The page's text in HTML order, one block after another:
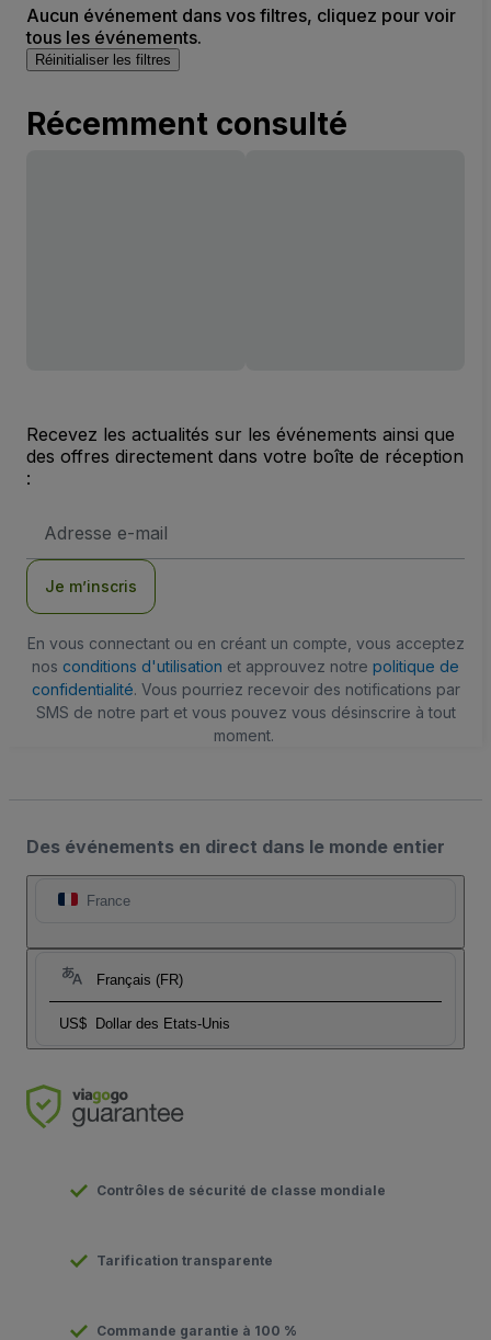
Aucun événement dans vos filtres, cliquez pour voir
tous les événements.
Réinitialiser les filtres
Récemment consulté
Recevez les actualités sur les événements ainsi que
des offres directement dans votre boîte de réception
:
e-
Je m’inscris
En vous connectant ou en créant un compte, vous acceptez
nos conditions d'utilisation et approuvez notre politique de
confidentialité. Vous pourriez recevoir des notifications par
SMS de notre part et vous pouvez vous désinscrire à tout
moment.
Des événements en direct dans le monde entier
France
Français (FR)
US$ Dollar des Etats-Unis
Contrôles de sécurité de classe mondiale
Tarification transparente
Commande garantie à 100 %